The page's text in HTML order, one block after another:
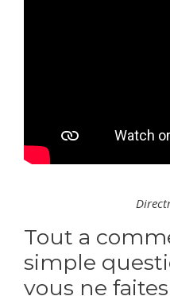
Tout a
simple
vous ne